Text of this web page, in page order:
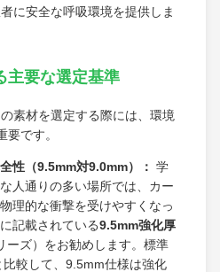
に安全な呼吸環境を提供しま
主要な選定基準
素材を選定する際には、環境
です。
性（9.5mm対9.0mm）： 学
人通りの多い場所では、カー
理的な衝撃を受けやすくなっ
記載されている9.5mm強化厚
ーズ）をお勧めします。標準
較して、9.5mm仕様は強化